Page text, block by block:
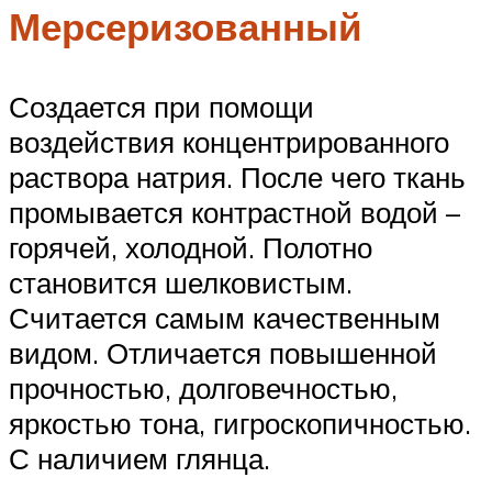
Мерсеризованный
Создается при помощи
воздействия концентрированного
раствора натрия. После чего ткань
промывается контрастной водой –
горячей, холодной. Полотно
становится шелковистым.
Считается самым качественным
видом. Отличается повышенной
прочностью, долговечностью,
яркостью тона, гигроскопичностью.
С наличием глянца.